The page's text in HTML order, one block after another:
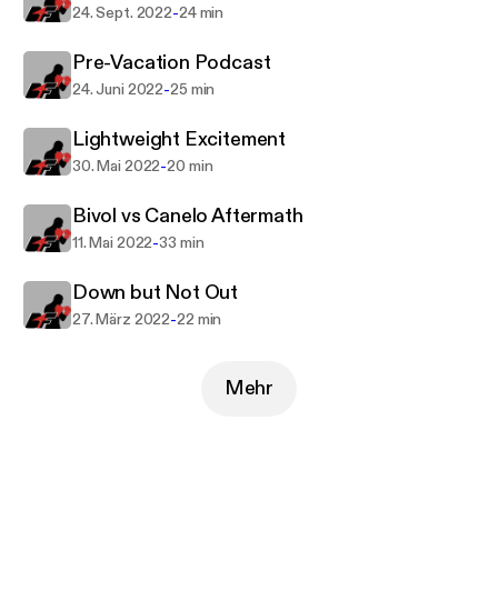
24. Sept. 2022-24 min
Pre-Vacation Podcast
24. Juni 2022-25 min
Lightweight Excitement
30. Mai 2022-20 min
Bivol vs Canelo Aftermath
11. Mai 2022-33 min
Down but Not Out
27. März 2022-22 min
Mehr